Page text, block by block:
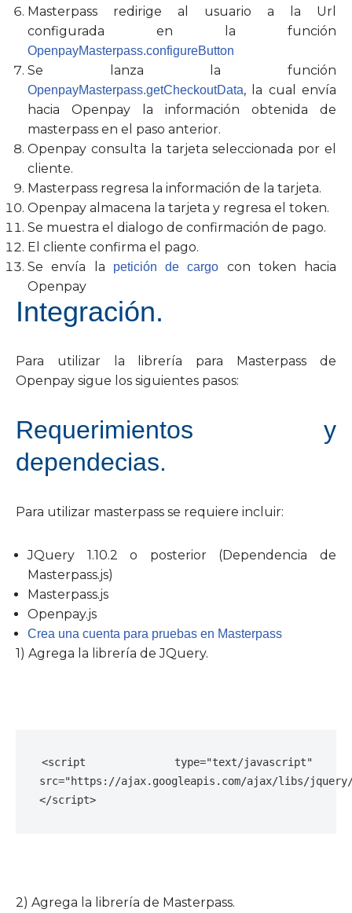
Masterpass redirige al usuario a la Url
configurada en la función
OpenpayMasterpass.configureButton
Se lanza la función
OpenpayMasterpass.getCheckoutData, la cual envía
hacia Openpay la información obtenida de
masterpass en el paso anterior.
Openpay consulta la tarjeta seleccionada por el
cliente.
Masterpass regresa la información de la tarjeta.
Openpay almacena la tarjeta y regresa el token.
Se muestra el dialogo de confirmación de pago.
El cliente confirma el pago.
Se envía la
petición de cargo con token hacia
Openpay
Integración.
Para utilizar la librería para Masterpass de
Openpay sigue los siguientes pasos:
Requerimientos y
dependecias.
Para utilizar masterpass se requiere incluir:
JQuery 1.10.2 o posterior (Dependencia de
Masterpass.js)
Masterpass.js
Openpay.js
Crea una cuenta para pruebas en Masterpass
1) Agrega la librería de JQuery.
<script type="text/javascript"
src="https://ajax.googleapis.com/ajax/libs/
</script>
2) Agrega la librería de Masterpass.